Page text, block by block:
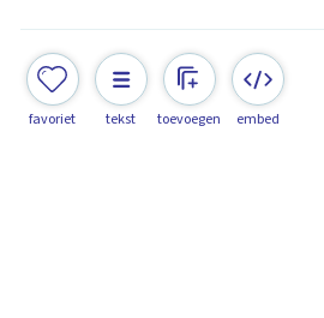
favoriet tekst toevoegen embed